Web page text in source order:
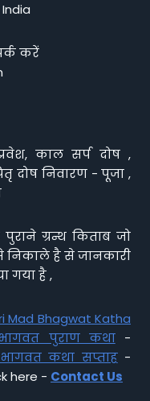
करें
काल सर्प दोष ,
दोष निवारण - पूजा ,
ग्रन्थ किताब जो
निकाले है से जानकारी
गया है ,
Mad Bhagwat Katha
भागवत पुराण कथा-
भागवत कथा सप्ताह-
here - Contact Us